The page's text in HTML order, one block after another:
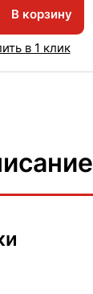
В корзину
в 1 клик